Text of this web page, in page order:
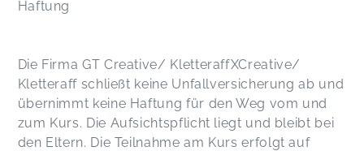
Haftung
Die Firma GT Creative/ KletteraffXCreative/
Kletteraff schließt keine Unfallversicherung ab und
übernimmt keine Haftung für den Weg vom und
zum Kurs. Die Aufsichtspflicht liegt und bleibt bei
den Eltern. Die Teilnahme am Kurs erfolgt auf